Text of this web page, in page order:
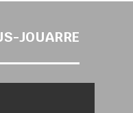
JOUARRE